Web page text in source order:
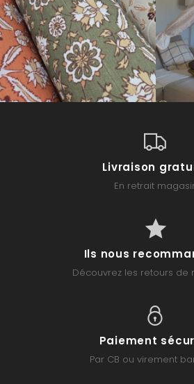
Livraison
En retrait
Ils nous
Découvrez les retours de
Paiement
Par CB ou virement